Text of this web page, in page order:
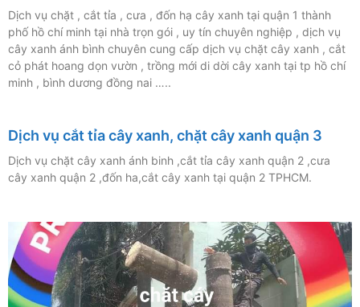
Dịch vụ chặt , cắt tỉa , cưa , đốn hạ cây xanh tại quận 1 thành
phố hồ chí minh tại nhà trọn gói , uy tín chuyên nghiệp , dịch vụ
cây xanh ánh bình chuyên cung cấp dịch vụ chặt cây xanh , cắt
cỏ phát hoang dọn vườn , trồng mới di dời cây xanh tại tp hồ chí
minh , bình dương đồng nai …..
Dịch vụ cắt tỉa cây xanh, chặt cây xanh quận 3
Dịch vụ chặt cây xanh ánh binh ,cắt tỉa cây xanh quận 2 ,cưa
cây xanh quận 2 ,đốn ha,cắt cây xanh tại quận 2 TPHCM.